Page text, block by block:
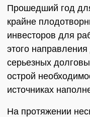
Прошедший год
крайне
инвесторов для
этого
серьезных
острой
источниках
На протяжении